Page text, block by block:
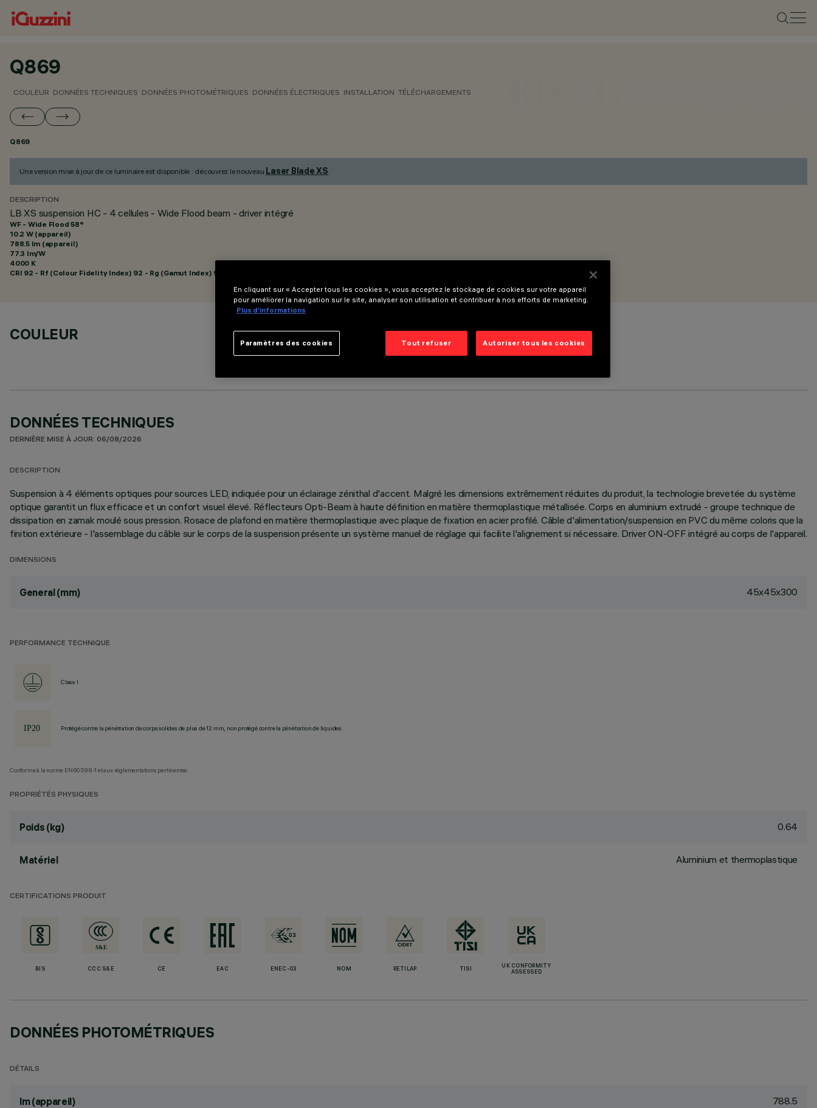
Q869
COULEUR DONNÉES TECHNIQUES DONNÉES PHOTOMÉTRIQUES DONNÉES ÉLECTRIQUES INSTALLATION TÉLÉCHARGEMENTS
Q869
Une version mise à jour de ce luminaire est disponible : découvrez le nouveau Laser Blade XS.
DESCRIPTION
LB XS suspension HC - 4 cellules - Wide Flood beam - driver intégré
WF - Wide Flood 58°
10.2 W (appareil)
788.5 lm (appareil)
77.3 lm/W
4000 K
CRI 92 - Rf (Colour Fidelity Index) 92 - Rg (Gamut Index) 98
COULEUR
DONNÉES TECHNIQUES
DERNIÈRE MISE À JOUR: 06/08/2026
DESCRIPTION
Suspension à 4 éléments optiques pour sources LED, indiquée pour un éclairage zénithal d'accent. Malgré les dimensions extrêmement réduites du produit, la technologie brevetée du système
optique garantit un flux efficace et un confort visuel élevé. Réflecteurs Opti-Beam à haute définition en matière thermoplastique métallisée. Corps en aluminium extrudé - groupe technique de
dissipation en zamak moulé sous pression. Rosace de plafond en matière thermoplastique avec plaque de fixation en acier profilé. Câble d'alimentation/suspension en PVC du même coloris que la
finition extérieure - l'assemblage du câble sur le corps de la suspension présente un système manuel de réglage qui facilite l'alignement si nécessaire. Driver ON-OFF intégré au corps de l'appareil.
DIMENSIONS
General (mm) 45x45x300
PERFORMANCE TECHNIQUE
Class I
Protégé contre la pénétration de corps solides de plus de 12 mm, non protégé contre la pénétration de liquides.
Conforme à la norme EN60598-1 et aux réglementations pertinentes.
PROPRIÉTÉS PHYSIQUES
Poids (kg) 0.64
Matériel Aluminium et thermoplastique
CERTIFICATIONS PRODUIT
BIS CCC S&E CE EAC ENEC-03 NOM RETILAP TISI
UK CONFORMITY
ASSESSED
DONNÉES PHOTOMÉTRIQUES
DÉTAILS
lm (appareil) 788.5
En cliquant sur « Accepter tous les cookies », vous acceptez le stockage de cookies sur votre appareil
pour améliorer la navigation sur le site, analyser son utilisation et contribuer à nos efforts de marketing.
Plus d’informations
Tout refuser Autoriser tous les cookies
Paramètres des cookies